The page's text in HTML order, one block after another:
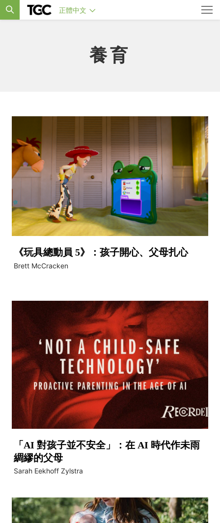
正體中文
養育
《玩具總動員 5》：孩子開心、父母扎心
Brett McCracken
「AI 對孩子並不安全」：在 AI 時代作未雨
綢繆的父母
Sarah Eekhoff Zylstra